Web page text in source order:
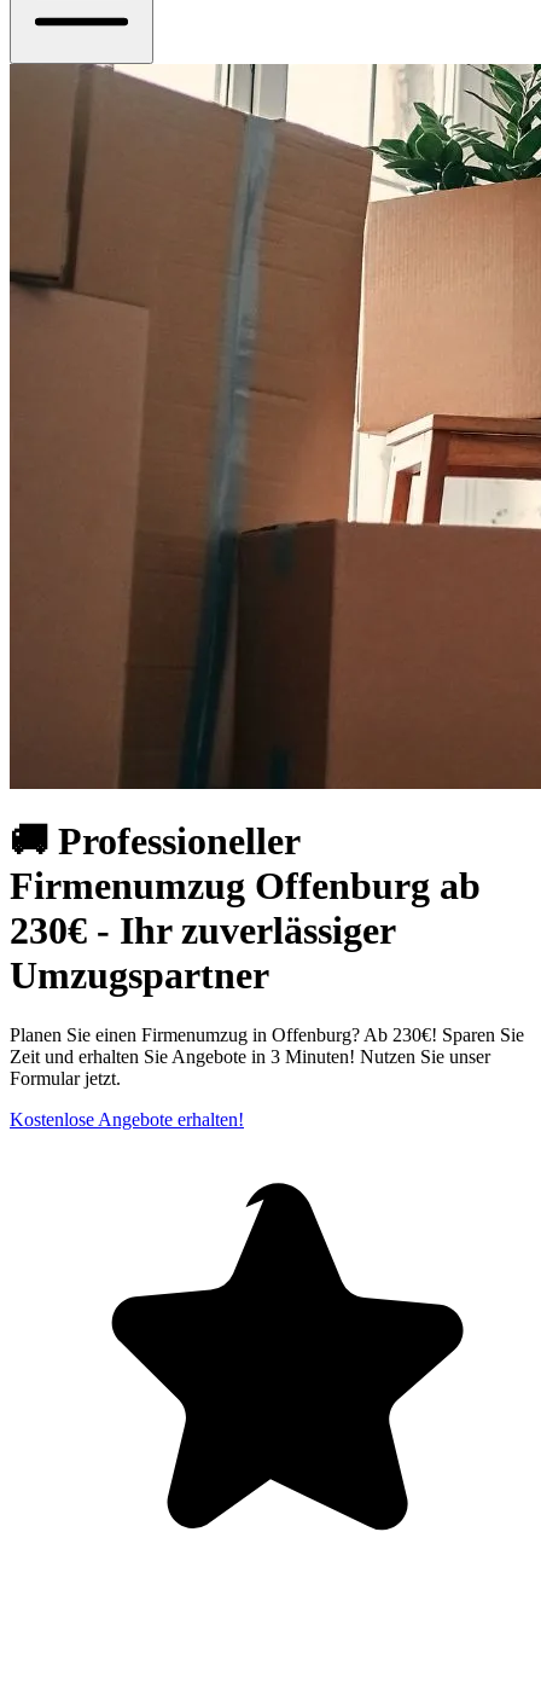
🚚 Professioneller
Firmenumzug Offenburg ab
230€ - Ihr zuverlässiger
Umzugspartner
Planen Sie einen Firmenumzug in Offenburg? Ab 230€! Sparen Sie
Zeit und erhalten Sie Angebote in 3 Minuten! Nutzen Sie unser
Formular jetzt.
Kostenlose Angebote erhalten!